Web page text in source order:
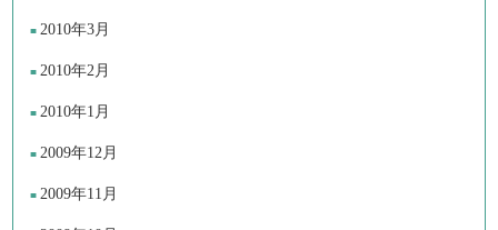
2010年3月
2010年2月
2010年1月
2009年12月
2009年11月